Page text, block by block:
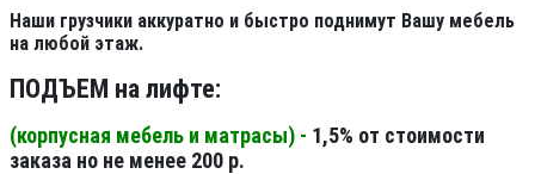
Наши грузчики аккуратно и быстро поднимут Вашу мебель
на любой этаж.
ПОДЪЕМ на лифте:
(корпусная мебель и матрасы) - 1,5% от стоимости
заказа но не менее 200 р.